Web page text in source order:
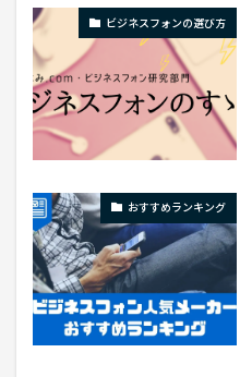
ビジネスフォンの選び方
おすすめランキング